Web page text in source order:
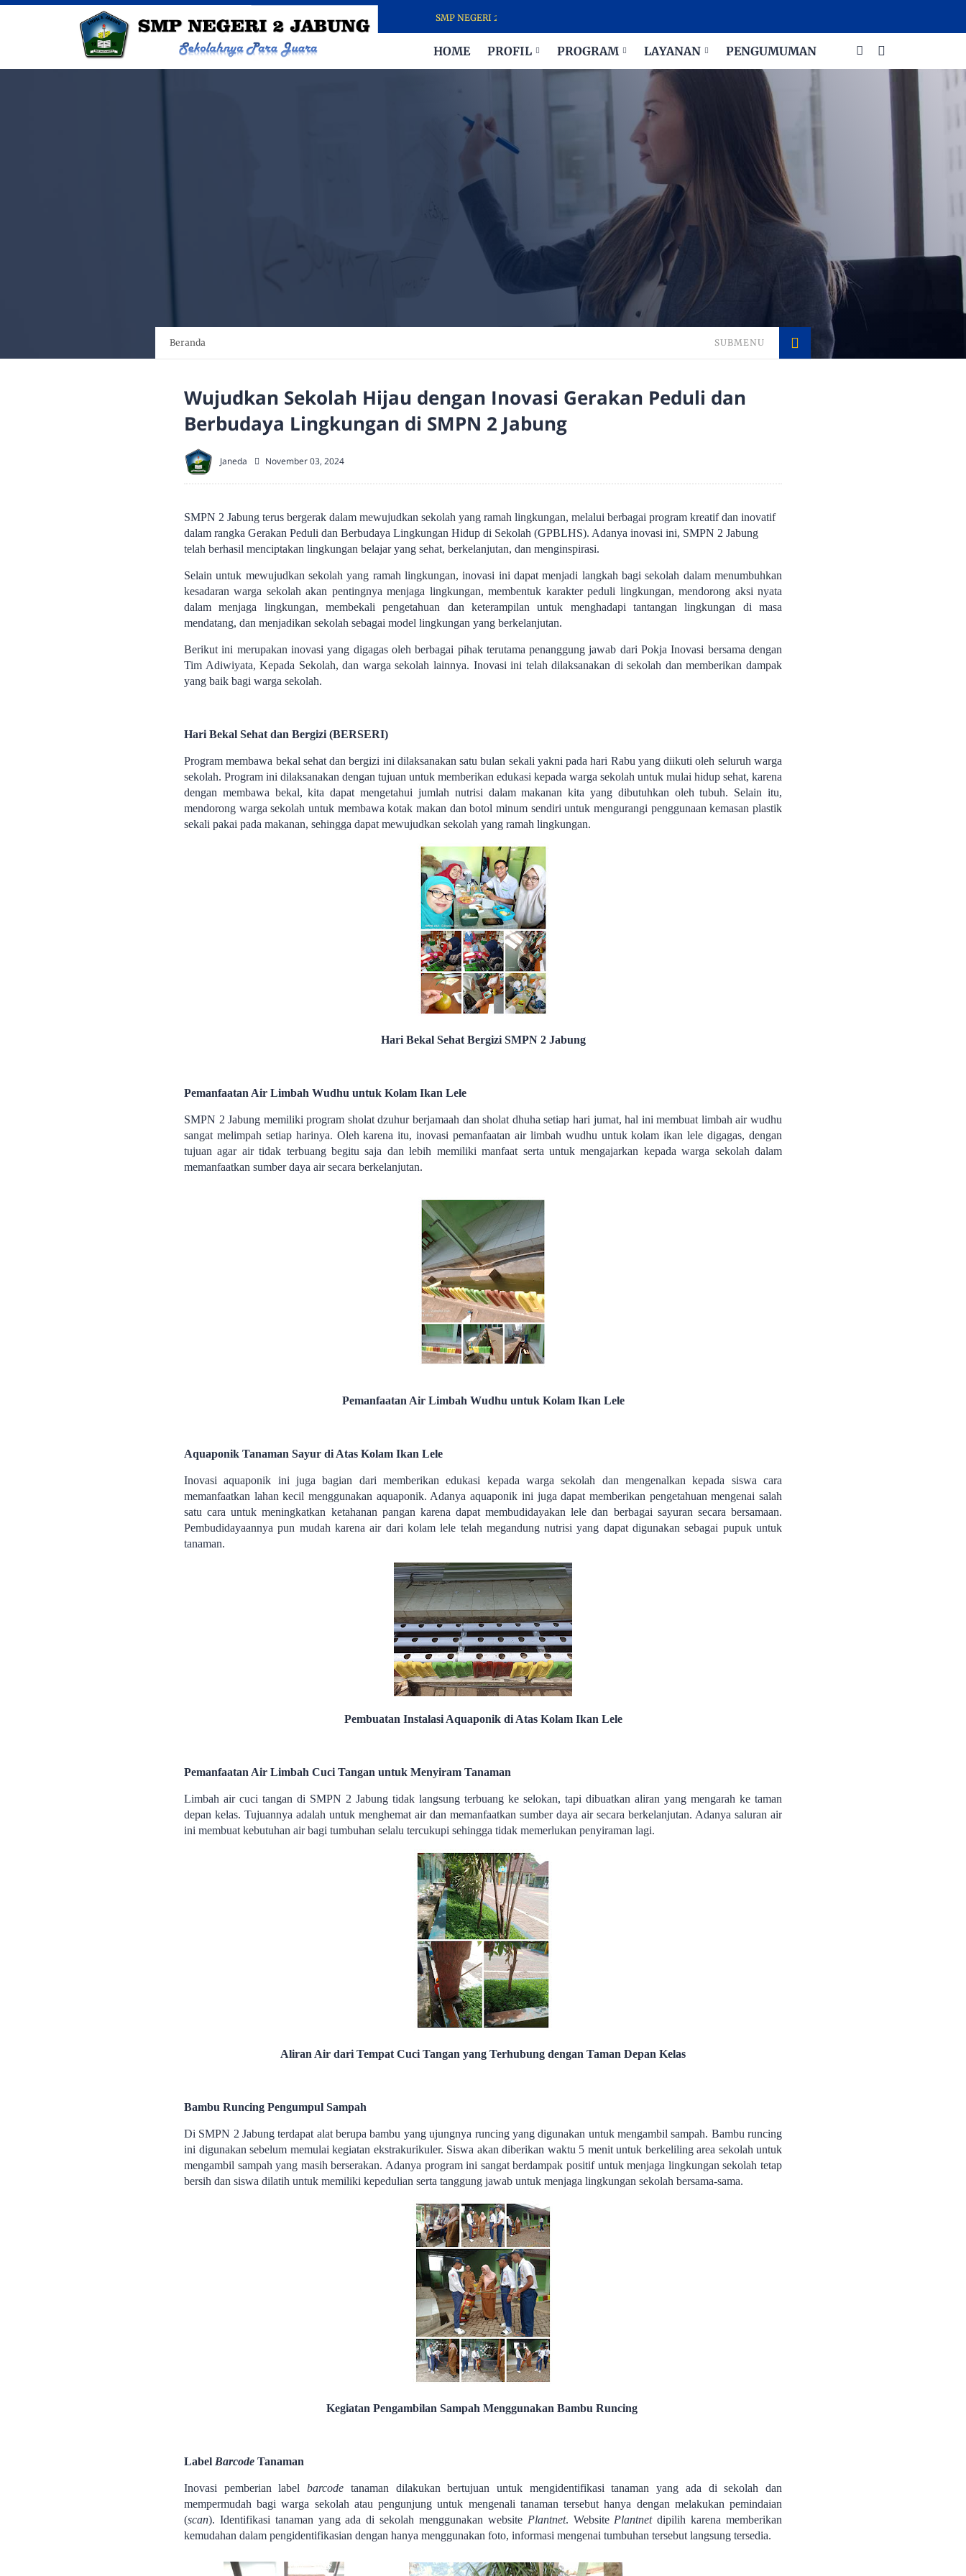
SMP NEGERI 2 JABUNG - SEKOLAH PARA JUARA
HOME PROFIL PROGRAM LAYANAN PENGUMUMAN
Beranda SUBMENU
Wujudkan Sekolah Hijau dengan Inovasi Gerakan Peduli dan
Berbudaya Lingkungan di SMPN 2 Jabung
Janeda November 03, 2024
SMPN 2 Jabung terus bergerak dalam mewujudkan sekolah yang ramah lingkungan, melalui berbagai program kreatif dan inovatif
dalam rangka Gerakan Peduli dan Berbudaya Lingkungan Hidup di Sekolah (GPBLHS). Adanya inovasi ini, SMPN 2 Jabung
telah berhasil menciptakan lingkungan belajar yang sehat, berkelanjutan, dan menginspirasi.
Selain untuk mewujudkan sekolah yang ramah lingkungan, inovasi ini dapat menjadi langkah bagi sekolah dalam menumbuhkan
kesadaran warga sekolah akan pentingnya menjaga lingkungan, membentuk karakter peduli lingkungan, mendorong aksi nyata
dalam menjaga lingkungan, membekali pengetahuan dan keterampilan untuk menghadapi tantangan lingkungan di masa
mendatang, dan menjadikan sekolah sebagai model lingkungan yang berkelanjutan.
Berikut ini merupakan inovasi yang digagas oleh berbagai pihak terutama penanggung jawab dari Pokja Inovasi bersama dengan
Tim Adiwiyata, Kepada Sekolah, dan warga sekolah lainnya. Inovasi ini telah dilaksanakan di sekolah dan memberikan dampak
yang baik bagi warga sekolah.
Hari Bekal Sehat dan Bergizi (BERSERI)
Program membawa bekal sehat dan bergizi ini dilaksanakan satu bulan sekali yakni pada hari Rabu yang diikuti oleh seluruh warga
sekolah. Program ini dilaksanakan dengan tujuan untuk memberikan edukasi kepada warga sekolah untuk mulai hidup sehat, karena
dengan membawa bekal, kita dapat mengetahui jumlah nutrisi dalam makanan kita yang dibutuhkan oleh tubuh. Selain itu,
mendorong warga sekolah untuk membawa kotak makan dan botol minum sendiri untuk mengurangi penggunaan kemasan plastik
sekali pakai pada makanan, sehingga dapat mewujudkan sekolah yang ramah lingkungan.
Hari Bekal Sehat Bergizi SMPN 2 Jabung
Pemanfaatan Air Limbah Wudhu untuk Kolam Ikan Lele
SMPN 2 Jabung memiliki program sholat dzuhur berjamaah dan sholat dhuha setiap hari jumat, hal ini membuat limbah air wudhu
sangat melimpah setiap harinya. Oleh karena itu, inovasi pemanfaatan air limbah wudhu untuk kolam ikan lele digagas, dengan
tujuan agar air tidak terbuang begitu saja dan lebih memiliki manfaat serta untuk mengajarkan kepada warga sekolah dalam
memanfaatkan sumber daya air secara berkelanjutan.
Pemanfaatan Air Limbah Wudhu untuk Kolam Ikan Lele
Aquaponik Tanaman Sayur di Atas Kolam Ikan Lele
Inovasi aquaponik ini juga bagian dari memberikan edukasi kepada warga sekolah dan mengenalkan kepada siswa cara
memanfaatkan lahan kecil menggunakan aquaponik. Adanya aquaponik ini juga dapat memberikan pengetahuan mengenai salah
satu cara untuk meningkatkan ketahanan pangan karena dapat membudidayakan lele dan berbagai sayuran secara bersamaan.
Pembudidayaannya pun mudah karena air dari kolam lele telah megandung nutrisi yang dapat digunakan sebagai pupuk untuk
tanaman.
Pembuatan Instalasi Aquaponik di Atas Kolam Ikan Lele
Pemanfaatan Air Limbah Cuci Tangan untuk Menyiram Tanaman
Limbah air cuci tangan di SMPN 2 Jabung tidak langsung terbuang ke selokan, tapi dibuatkan aliran yang mengarah ke taman
depan kelas. Tujuannya adalah untuk menghemat air dan memanfaatkan sumber daya air secara berkelanjutan. Adanya saluran air
ini membuat kebutuhan air bagi tumbuhan selalu tercukupi sehingga tidak memerlukan penyiraman lagi.
Aliran Air dari Tempat Cuci Tangan yang Terhubung dengan Taman Depan Kelas
Bambu Runcing Pengumpul Sampah
Di SMPN 2 Jabung terdapat alat berupa bambu yang ujungnya runcing yang digunakan untuk mengambil sampah. Bambu runcing
ini digunakan sebelum memulai kegiatan ekstrakurikuler. Siswa akan diberikan waktu 5 menit untuk berkeliling area sekolah untuk
mengambil sampah yang masih berserakan. Adanya program ini sangat berdampak positif untuk menjaga lingkungan sekolah tetap
bersih dan siswa dilatih untuk memiliki kepedulian serta tanggung jawab untuk menjaga lingkungan sekolah bersama-sama.
Kegiatan Pengambilan Sampah Menggunakan Bambu Runcing
Label Barcode Tanaman
Inovasi pemberian labelbarcode tanaman dilakukan bertujuan untuk mengidentifikasi tanaman yang ada di sekolah dan
mempermudah bagi warga sekolah atau pengunjung untuk mengenali tanaman tersebut hanya dengan melakukan pemindaian
(scan). Identifikasi tanaman yang ada di sekolah menggunakan website Plantnet. Website Plantnetdipilih karena memberikan
kemudahan dalam pengidentifikasian dengan hanya menggunakan foto, informasi mengenai tumbuhan tersebut langsung tersedia.